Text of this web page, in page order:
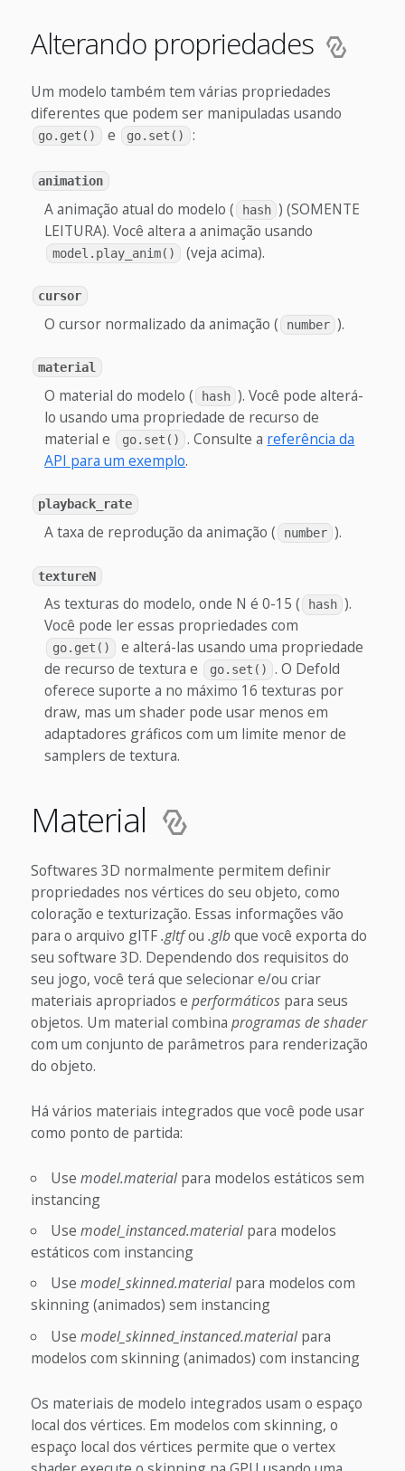
Alterando propriedades
Um modelo também tem várias propriedades
diferentes que podem ser manipuladas usando
go.get() e go.set() :
animation
A animação atual do modelo ( hash ) (SOMENTE
LEITURA). Você altera a animação usando
model.play_anim() (veja acima).
cursor
O cursor normalizado da animação ( number ).
material
O material do modelo ( hash ). Você pode alterá-
lo usando uma propriedade de recurso de
material e
go.set() . Consulte a referência da
API para um exemplo.
playback_rate
A taxa de reprodução da animação ( number ).
textureN
As texturas do modelo, onde N é 0-15 ( hash ).
Você pode ler essas propriedades com
go.get()
e alterá-las usando uma propriedade
de recurso de textura e
go.set()
. O Defold
oferece suporte a no máximo 16 texturas por
draw, mas um shader pode usar menos em
adaptadores gráficos com um limite menor de
samplers de textura.
Material
Softwares 3D normalmente permitem definir
propriedades nos vértices do seu objeto, como
coloração e texturização. Essas informações vão
para o arquivo glTF.gltfou .glbque você exporta do
seu software 3D. Dependendo dos requisitos do
seu jogo, você terá que selecionar e/ou criar
materiais apropriados e performáticospara seus
objetos. Um material combina programas de shader
com um conjunto de parâmetros para renderização
do objeto.
Há vários materiais integrados que você pode usar
como ponto de partida:
Usemodel.material para modelos estáticos sem
instancing
Usemodel_instanced.material para modelos
estáticos com instancing
Usemodel_skinned.material para modelos com
skinning (animados) sem instancing
Usemodel_skinned_instanced.material para
modelos com skinning (animados) com instancing
Os materiais de modelo integrados usam o espaço
local dos vértices. Em modelos com skinning, o
espaço local dos vértices permite que o vertex